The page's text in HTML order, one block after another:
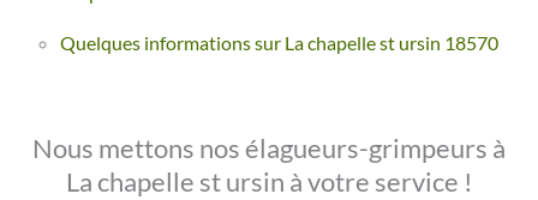
Quelques informations sur La chapelle st ursin 18570
Nous mettons nos élagueurs-grimpeurs à
La chapelle st ursin à votre service !